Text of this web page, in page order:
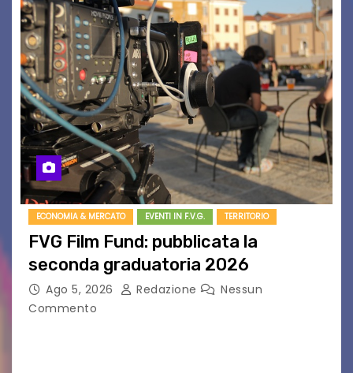
ECONOMIA & MERCATO EVENTI IN F.V.G. TERRITORIO
FVG Film Fund: pubblicata la
seconda graduatoria 2026
Ago 5, 2026 Redazione
Nessun
Commento